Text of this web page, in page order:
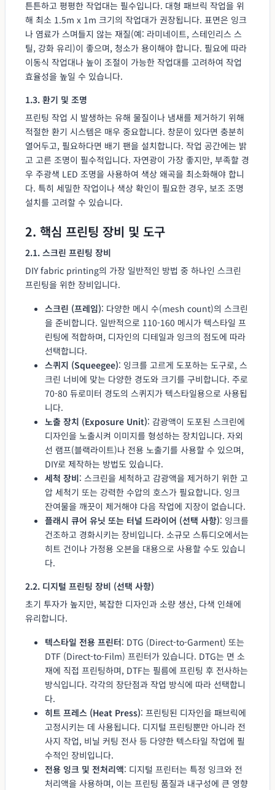
튼튼하고 평평한 작업대는 필수입니다. 대형 패브릭 작업을 위
해 최소 1.5m x 1m 크기의 작업대가 권장됩니다. 표면은 잉크
나 염료가 스며들지 않는 재질(예: 라미네이트, 스테인리스 스
틸, 강화 유리)이 좋으며, 청소가 용이해야 합니다. 필요에 따라
이동식 작업대나 높이 조절이 가능한 작업대를 고려하여 작업
효율성을 높일 수 있습니다.
1.3. 환기 및 조명
프린팅 작업 시 발생하는 유해 물질이나 냄새를 제거하기 위해
적절한 환기 시스템은 매우 중요합니다. 창문이 있다면 충분히
열어두고, 필요하다면 배기 팬을 설치합니다. 작업 공간에는 밝
고 고른 조명이 필수적입니다. 자연광이 가장 좋지만, 부족할 경
우 주광색 LED 조명을 사용하여 색상 왜곡을 최소화해야 합니
다. 특히 세밀한 작업이나 색상 확인이 필요한 경우, 보조 조명
설치를 고려할 수 있습니다.
2. 핵심 프린팅 장비 및 도구
2.1. 스크린 프린팅 장비
DIY fabric printing의 가장 일반적인 방법 중 하나인 스크린
프린팅을 위한 장비입니다.
스크린 (프레임): 다양한 메시 수(mesh count)의 스크린
을 준비합니다. 일반적으로 110-160 메시가 텍스타일 프
린팅에 적합하며, 디자인의 디테일과 잉크의 점도에 따라
선택합니다.
스퀴지 (Squeegee): 잉크를 고르게 도포하는 도구로, 스
크린 너비에 맞는 다양한 경도와 크기를 구비합니다. 주로
70-80 듀로미터 경도의 스퀴지가 텍스타일용으로 사용됩
니다.
노출 장치 (Exposure Unit): 감광액이 도포된 스크린에
디자인을 노출시켜 이미지를 형성하는 장치입니다. 자외
선 램프(블랙라이트)나 전용 노출기를 사용할 수 있으며,
DIY로 제작하는 방법도 있습니다.
세척 장비: 스크린을 세척하고 감광액을 제거하기 위한 고
압 세척기 또는 강력한 수압의 호스가 필요합니다. 잉크
잔여물을 깨끗이 제거해야 다음 작업에 지장이 없습니다.
플래시 큐어 유닛 또는 터널 드라이어 (선택 사항): 잉크를
건조하고 경화시키는 장비입니다. 소규모 스튜디오에서는
히트 건이나 가정용 오븐을 대용으로 사용할 수도 있습니
다.
2.2. 디지털 프린팅 장비 (선택 사항)
초기 투자가 높지만, 복잡한 디자인과 소량 생산, 다색 인쇄에
유리합니다.
텍스타일 전용 프린터: DTG (Direct-to-Garment) 또는
DTF (Direct-to-Film) 프린터가 있습니다. DTG는 면 소
재에 직접 프린팅하며, DTF는 필름에 프린팅 후 전사하는
방식입니다. 각각의 장단점과 작업 방식에 따라 선택합니
다.
히트 프레스 (Heat Press): 프린팅된 디자인을 패브릭에
고정시키는 데 사용됩니다. 디지털 프린팅뿐만 아니라 전
사지 작업, 비닐 커팅 전사 등 다양한 텍스타일 작업에 필
수적인 장비입니다.
전용 잉크 및 전처리액: 디지털 프린터는 특정 잉크와 전
처리액을 사용하며, 이는 프린팅 품질과 내구성에 큰 영향